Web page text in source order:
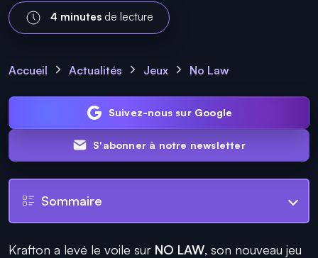
4 minutes de lecture
Accueil Actualités Jeux No Law
Suivez-nous sur Google
S'abonner à notre newsletter
Sommaire
Krafton a levé le voile sur NO LAW, son nouveau jeu